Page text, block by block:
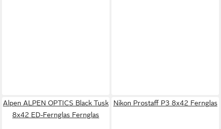
Alpen ALPEN OPTICS Black Tusk
8x42 ED-Fernglas Fernglas
Nikon Prostaff P3 8x42 Fernglas